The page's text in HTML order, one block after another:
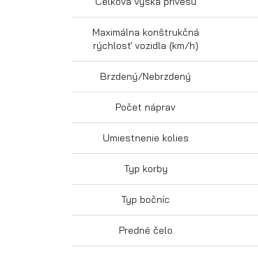
Maximálna konštrukčná
rýchlosť vozidla (km/h)
Brzdený/Nebrzdený
Počet náprav
Umiestnenie kolies
Typ korby
Typ bočníc
Predné čelo